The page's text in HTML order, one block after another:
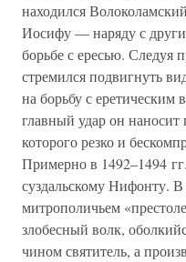
находился
Иосифу — наряду с
борьбе с ересью. Следуя
стремился подвигнуть
на борьбу с
главный удар он
которого резко и
Примерно в 1492–1494
суздальскому Нифонту.
митрополичьем
злобесный волк,
чином святитель, а